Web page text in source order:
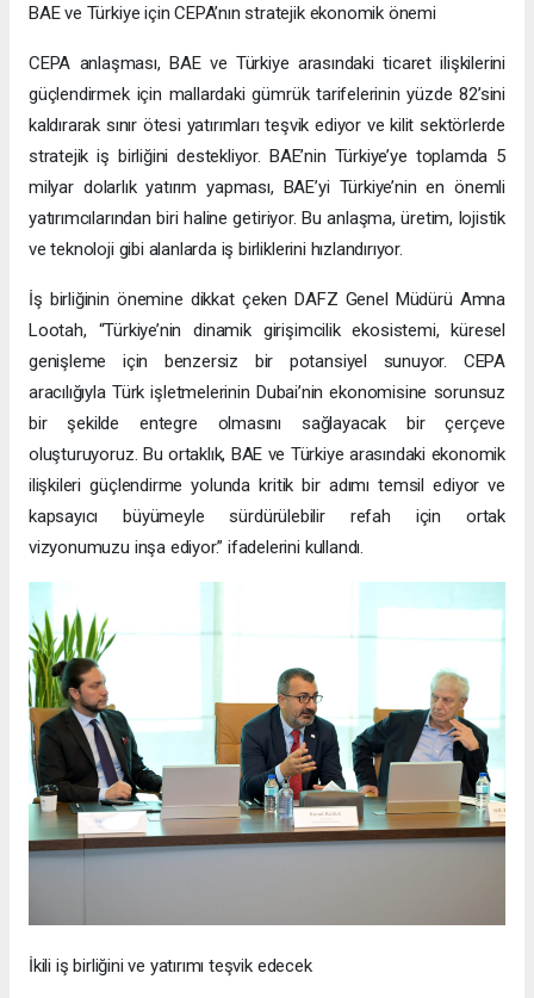
BAE ve Türkiye için CEPA’nın stratejik ekonomik önemi
CEPA anlaşması, BAE ve Türkiye arasındaki ticaret ilişkilerini
güçlendirmek için mallardaki gümrük tarifelerinin yüzde 82’sini
kaldırarak sınır ötesi yatırımları teşvik ediyor ve kilit sektörlerde
stratejik iş birliğini destekliyor. BAE’nin Türkiye’ye toplamda 5
milyar dolarlık yatırım yapması, BAE’yi Türkiye’nin en önemli
yatırımcılarından biri haline getiriyor. Bu anlaşma, üretim, lojistik
ve teknoloji gibi alanlarda iş birliklerini hızlandırıyor.
İş birliğinin önemine dikkat çeken DAFZ Genel Müdürü Amna
Lootah, “Türkiye’nin dinamik girişimcilik ekosistemi, küresel
genişleme için benzersiz bir potansiyel sunuyor. CEPA
aracılığıyla Türk işletmelerinin Dubai’nin ekonomisine sorunsuz
bir şekilde entegre olmasını sağlayacak bir çerçeve
oluşturuyoruz. Bu ortaklık, BAE ve Türkiye arasındaki ekonomik
ilişkileri güçlendirme yolunda kritik bir adımı temsil ediyor ve
kapsayıcı büyümeyle sürdürülebilir refah için ortak
vizyonumuzu inşa ediyor.” ifadelerini kullandı.
İkili iş birliğini ve yatırımı teşvik edecek